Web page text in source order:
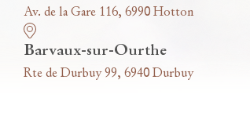
Av. de la Gare 116, 6990 Hotton
Barvaux-sur-Ourthe
Rte de Durbuy 99, 6940 Durbuy